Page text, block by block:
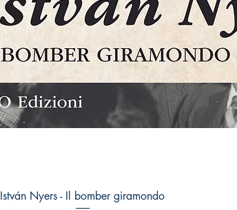
Quick View
István Nyers - Il bomber giramondo